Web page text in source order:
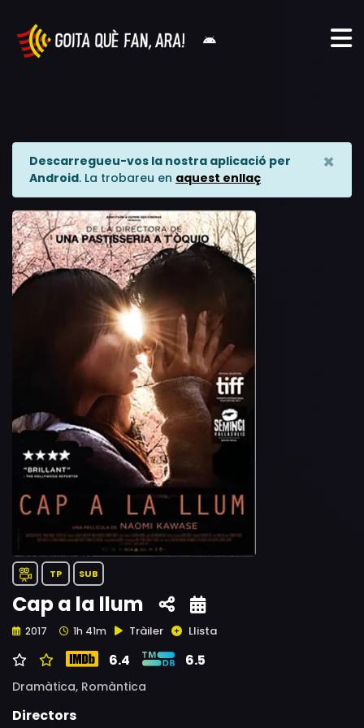
Descarregueu-vos la nostra aplicació per
Android. La trobareu en aquest enllaç
×
TP SUB
Cap a la llum
2017 1h 41m Tràiler Llista
6.4 6.5
Dramàtica, Romàntica
Directors